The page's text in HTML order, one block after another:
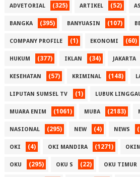
ADVETORIAL (325) ARTIKEL (52)
BANGKA (395) BANYUASIN (107)
COMPANY PROFILE (1) EKONOMI (60)
HUKUM (377) IKLAN (34) JAKARTA
KESEHATAN (57) KRIMINAL (148)
LIPUTAN SUMSEL TV (1) LUBUK
MUARA ENIM (1061) MUBA (2183)
NASIONAL (295) NEW (4) NEWS
OKI (4) OKI MANDIRA (1271)
OKU (295) OKU S (22) OKU TIMUR